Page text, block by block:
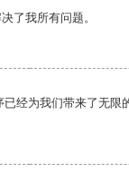
了我所有问题。
经为我们带来了无限